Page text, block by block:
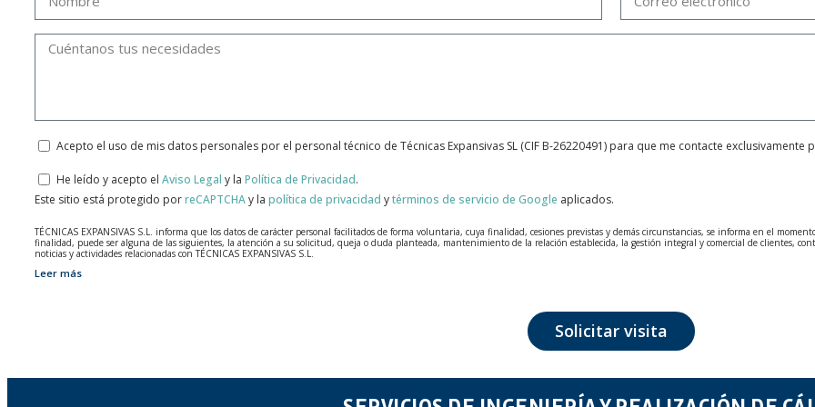
Acepto el uso de mis datos personales por el personal técnico de Técnicas Expansivas SL (CIF B-26220491) para que me contacte
He leído y acepto el Aviso Legal y la Política de Privacidad.
Este sitio está protegido porreCAPTCHAy la política de privacidad ytérminos de servicio de Google aplicados.
TÉCNICAS EXPANSIVAS S.L. informa que los datos de carácter personal facilitados de forma voluntaria, cuya finalidad, cesiones previstas y demás circunstancias, se informa en el
finalidad, puede ser alguna de las siguientes, la atención a su solicitud, queja o duda planteada, mantenimiento de la relación establecida, la gestión integral y comercial de clientes,
noticias y actividades relacionadas con TÉCNICAS EXPANSIVAS S.L.
Los datos incorporados a nuestros ficheros son absolutamente confidenciales y serán tratados con la máxima confidencialidad y cumpliendo todos los requisitos que obliga el Reglamento
Se recomienda no enviar datos personales de nivel alto, según la legislación de protección de datos, como pueden ser los relativos a salud, pues los mismos no viajan cifrados o
El usuario podrá ejercer en cualquier momento sus derechos para acceder, rectificar, oponerse, cancelarlos, limitar su tratamiento o solicitar su portabilidad con arreglo a lo previsto en
una carta a su responsable de tratamiento: Valentín Gómez, Gerente, junto con la fotocopia de su DNI, a TÉCNICAS EXPANSIVAS SL | P.I. La Portalada II | c/ Segador 13, 26006 |
Leer más
Solicitar visita